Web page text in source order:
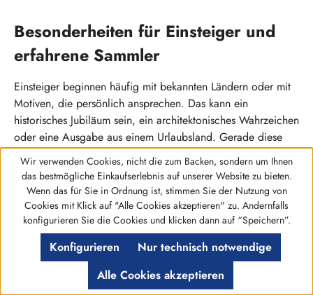
Besonderheiten für Einsteiger und
erfahrene Sammler
Einsteiger beginnen häufig mit bekannten Ländern oder mit
Motiven, die persönlich ansprechen. Das kann ein
historisches Jubiläum sein, ein architektonisches Wahrzeichen
oder eine Ausgabe aus einem Urlaubsland. Gerade diese
persönliche Verbindung macht 2 Euro Münzen zu einem
Sammelgebiet, das schnell Freude bereitet.
Erfahrene Sammler achten oft stärker auf Vollständigkeit,
Ausgabeform und Erhaltungsgrad. Sie vergleichen
Varianten, prüfen Münzzeichen und interessieren sich für
offizielle Verpackungen. Auch die Frage, ob ein Stück aus
dem Umlauf stammt oder bankfrisch erhalten ist, spielt für
Werkzeugleiste anzeigen
Wir verwenden Cookies, nicht die zum Backen, sondern um Ihnen
das bestmögliche Einkaufserlebnis auf unserer Website zu bieten.
Wenn das für Sie in Ordnung ist, stimmen Sie der Nutzung von
Cookies mit Klick auf "Alle Cookies akzeptieren" zu. Andernfalls
konfigurieren Sie die Cookies und klicken dann auf “Speichern”.
Nur technisch notwendige
Konfigurieren
Alle Cookies akzeptieren